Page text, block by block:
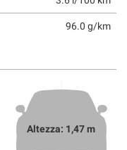
96.0 g/km
Altezza: 1,47 m